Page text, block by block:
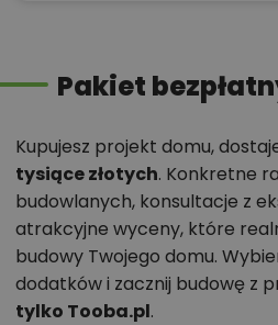
Pakiet
Kupujesz projekt domu,
tysiące złotych. Konkretne
budowlanych, konsultacje z
atrakcyjne wyceny, które
budowy Twojego domu.
dodatków i zacznij budowę z
tylko Tooba.pl.